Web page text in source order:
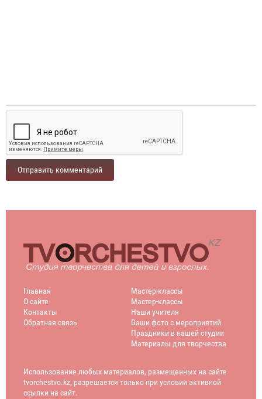
Отправить комментарий
Главная
О сайте
Контакты
Обратная связь
Мастер-классы
Мастер-классы
Наши учителя
Ваши фото с мероприятий
Праздники в нашей студии
Материалы для творчества
Использование любых материалов, размещенных на сайте
tvorchestvo.kz, разрешается только при условии активной
ссылки на сайт.